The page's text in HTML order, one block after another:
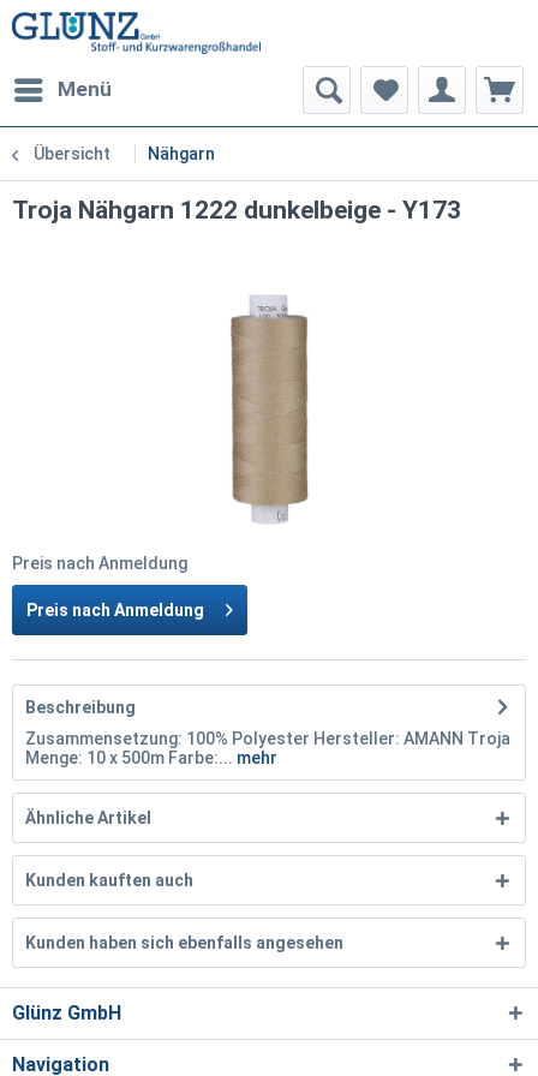
Menü
Übersicht Nähgarn
Troja Nähgarn 1222 dunkelbeige - Y173
Preis nach Anmeldung
Preis nach Anmeldung
Beschreibung
Zusammensetzung: 100% Polyester Hersteller: AMANN Troja
Menge: 10 x 500m Farbe:... mehr
Ähnliche Artikel
Kunden kauften auch
Kunden haben sich ebenfalls angesehen
Glünz GmbH
Navigation